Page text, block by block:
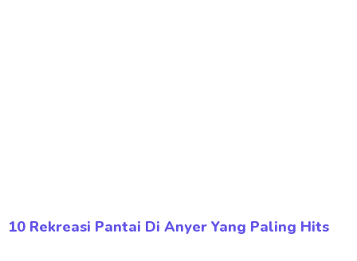
10 Rekreasi Pantai Di Anyer Yang Paling Hits